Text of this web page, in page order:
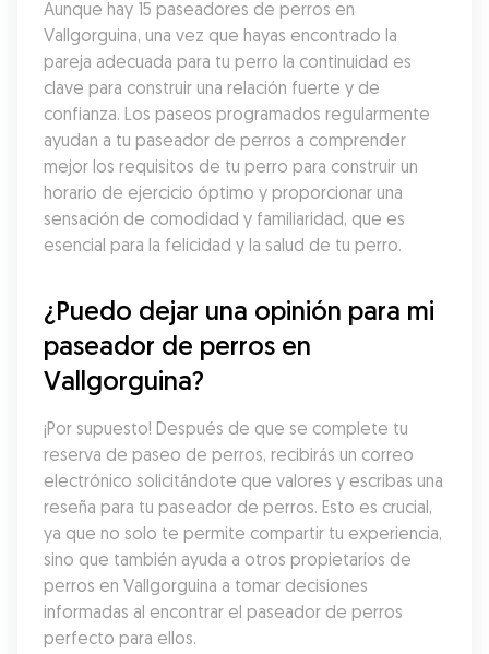
Aunque hay 15 paseadores de perros en
Vallgorguina, una vez que hayas encontrado la
pareja adecuada para tu perro la continuidad es
clave para construir una relación fuerte y de
confianza. Los paseos programados regularmente
ayudan a tu paseador de perros a comprender
mejor los requisitos de tu perro para construir un
horario de ejercicio óptimo y proporcionar una
sensación de comodidad y familiaridad, que es
esencial para la felicidad y la salud de tu perro.
¿Puedo dejar una opinión para mi
paseador de perros en
Vallgorguina?
¡Por supuesto! Después de que se complete tu
reserva de paseo de perros, recibirás un correo
electrónico solicitándote que valores y escribas una
reseña para tu paseador de perros. Esto es crucial,
ya que no solo te permite compartir tu experiencia,
sino que también ayuda a otros propietarios de
perros en Vallgorguina a tomar decisiones
informadas al encontrar el paseador de perros
perfecto para ellos.